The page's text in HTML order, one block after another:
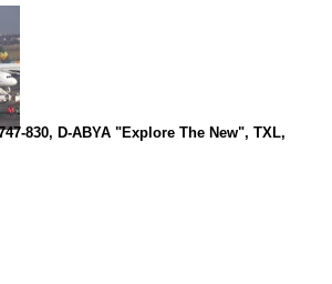
830, D-ABYA "Explore The New", TXL,